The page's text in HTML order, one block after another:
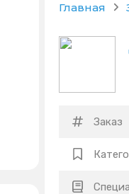
Главная
Заказ